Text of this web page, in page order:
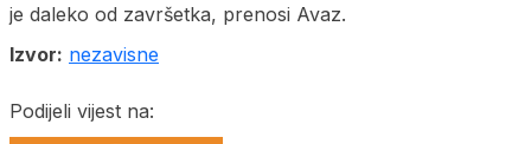
je daleko od završetka, prenosi Avaz.
Izvor: nezavisne
Podijeli vijest na: